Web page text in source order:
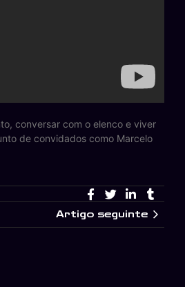
conversar com o elenco e viver
de convidados como Marcelo
Artigo seguinte